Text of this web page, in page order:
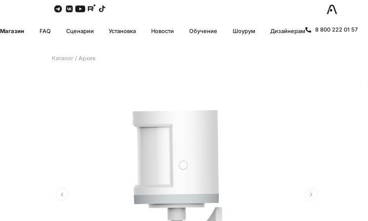
Магазин FAQ Сценарии Установка Новости Обучение Шоурум Дизайнерам 8 800 222 01 57
Каталог / Архив